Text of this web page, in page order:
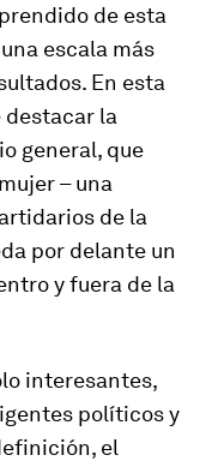
de esta
escala más
En esta
destacar la
general, que
– una
de la
por delante un
y fuera de la
interesantes,
políticos y
el